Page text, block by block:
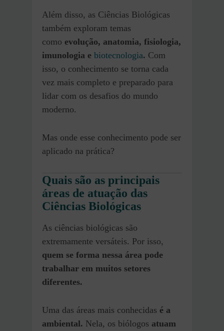
Além disso, as Ciências Biológicas
também exploram temas
como evolução, anatomia, fisiologia,
imunologia e biotecnologia. Com
isso, o conhecimento se torna cada
vez mais completo e preparado para
lidar com os desafios do mundo
moderno.
Mas onde esse conhecimento pode ser
aplicado na prática?
Quais são as principais
áreas de atuação das
Ciências Biológicas
As ciências biológicas são
extremamente versáteis. Por isso,
quem se forma nessa área pode
trabalhar em muitos setores
diferentes.
Uma das áreas mais conhecidas é a
ambiental. Nela, os biólogos atuam